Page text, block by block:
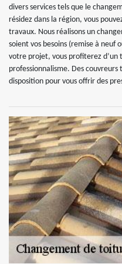
divers services tels que le
résidez dans la région, vous
travaux. Nous réalisons un
soient vos besoins (remise à neuf
votre projet, vous profiterez d’un
professionnalisme. Des
disposition pour vous offrir des